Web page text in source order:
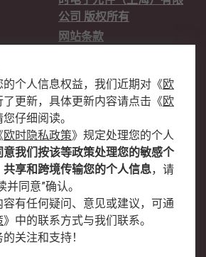
公司 版权所有
网站条款
账户和付款
全球办事处
新闻中心
个人信息权益，我们近期对 《欧
了更新，具体更新内容请点击 《欧
仔细阅读。
欧时隐私政策》 规定处理您的个人
意我们按该等政策处理您的敏感个
享和跨境传输您的个人信息，请
同意”确认。
有任何疑问、意见或建议，可通
》 中的联系方式与我们联系。
关注和支持！